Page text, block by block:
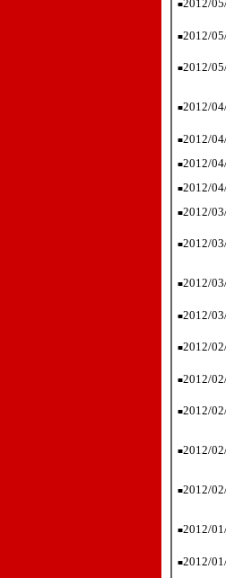
■2012/
■2012/
■2012/
■2012/
■2012/
■2012/
■2012/
■2012/
■2012/
■2012/
■2012/
■2012/
■2012/
■2012/
■2012/
■2012/
■2012/
■2012/